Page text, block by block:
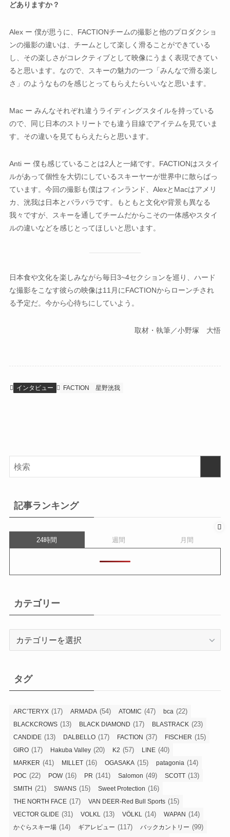
どありますか？
Alex ー 僕が思うに、FACTIONチームの撮影と他のプロダクショ
ンの撮影の違いは、チームとして楽しく滑ることができている
し、その楽しさがコレクティブとして映像にうまく表現できてい
ると思います。なので、スキーの魅力の一つ「みんなで滑る楽し
さ」のようなものを感じとってもらえたらいいなと思います。
Mac ー みんなそれぞれ違うライディングスタイルを持っている
ので、同じ日本のストリートでも違う目線でアイテムを見ていま
す。その違いを見てもらえたらと思います。
Anti ー 僕も感じていることは2人と一緒です。FACTIONはスタイ
ルがあって個性を大切にしているスキーヤーが世界中に散らばっ
ています。今回の撮影も僕はフィンランド、AlexとMacはアメリ
カ、洸我は日本とバラバラです。もともと文化や背景も異なる
我々ですが、スキーを通してチームだからこその一体感やスタイ
ルの違いなどを感じとってほしいと思います。
日本食や文化を楽しみながら毎日3~4セクションを巡り、ハード
な撮影をこなす彼らの映像は11月にFACTIONからローンチされ
る予定だ。今から心待ちにしていよう。
取材・執筆／小野塚 大悟
インタビュー FACTION 星野洸我
記事ランキング
24時間 週間 月間
カテゴリー
ー
タグ
ARC’TERYX (17) ARMADA (54) ATOMIC (47) bca (22)
BLACKCROWS (13) BLACK DIAMOND (17) BLASTRACK (23)
CANDIDE (13) DALBELLO (17) FACTION (37) FISCHER (15)
GIRO (17) Hakuba Valley (20) K2 (57) LINE (40)
MARKER (41) MILLET (16) OGASAKA (15) patagonia (14)
POC (22) POW(16) PR (141) Salomon (49) SCOTT (13)
SMITH (21) SWANS (15) Sweet Protection (16)
THE NORTH FACE (17) VAN DEER-Red Bull Sports (15)
VECTOR GLIDE (31) VOLKL (13) VÖLKL (14) WAPAN (14)
かぐらスキー場 (14) ギアレビュー (117) バックカントリー (99)